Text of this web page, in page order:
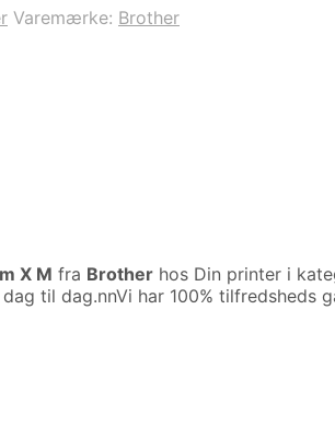
Varemærke: Brother
X M fra Brother hos Din printer i
til dag.nnVi har 100%